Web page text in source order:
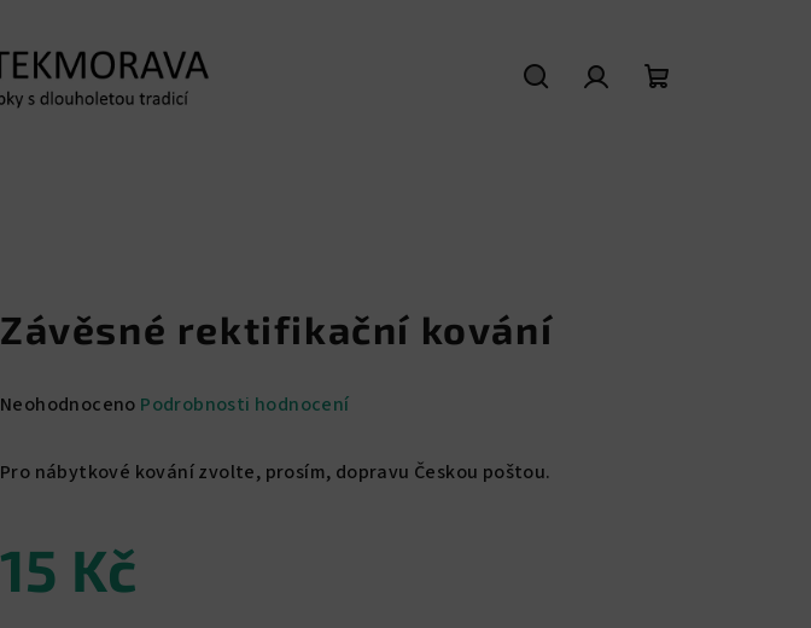
Závěsné rektifikační kování
Průměrné
produktu
z
Neohodnoceno Podrobnosti hodnocení
Pro nábytkové kování zvolte, prosím, dopravu Českou poštou.
15 Kč